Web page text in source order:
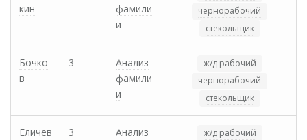
кин
фамили
и
чернорабочий
стекольщик
Бочко
в
3
Анализ
фамили
и
ж/д рабочий
чернорабочий
стекольщик
Еличев 3
Анализ
ж/д рабочий